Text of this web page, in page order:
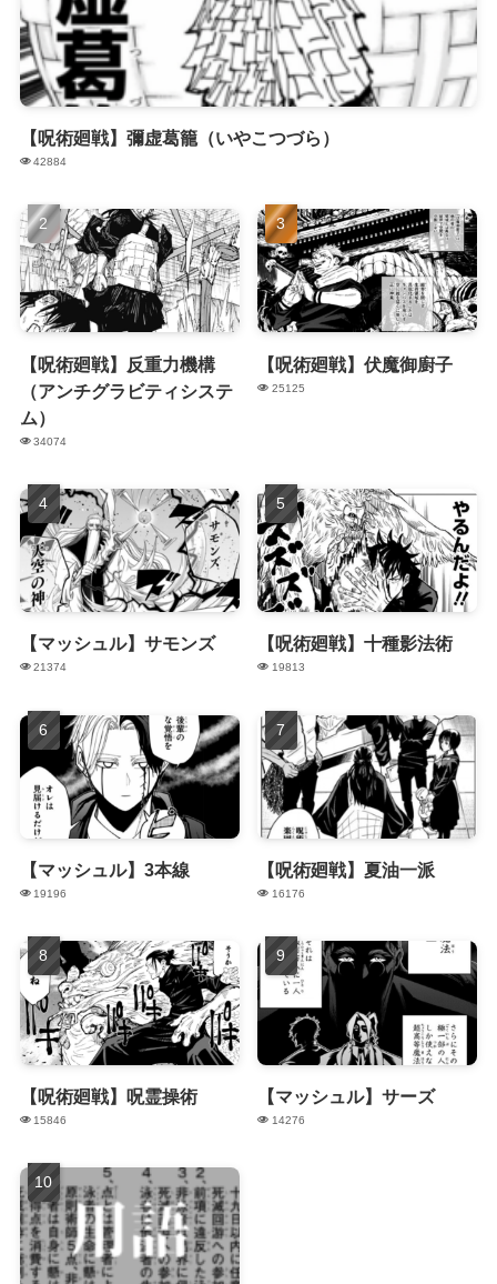
【呪術廻戦】彌虚葛籠（いやこつづら）
42884
【呪術廻戦】反重力機構
（アンチグラビティシステ
ム）
34074
【呪術廻戦】伏魔御廚子
25125
【マッシュル】サモンズ
21374
【呪術廻戦】十種影法術
19813
【マッシュル】3本線
19196
【呪術廻戦】夏油一派
16176
【呪術廻戦】呪霊操術
15846
【マッシュル】サーズ
14276